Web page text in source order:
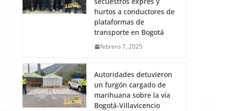
hurtos a conductores de
plataformas de
transporte en Bogotá
febrero 7, 2025
Autoridades detuvieron
un furgón cargado de
marihuana sobre la vía
Bogotá-Villavicencio